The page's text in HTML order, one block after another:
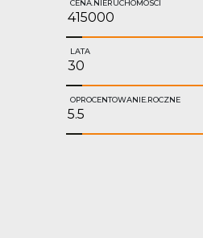
CENA.NIERUCHOMOSCI
LATA
OPROCENTOWANIE.ROCZNE